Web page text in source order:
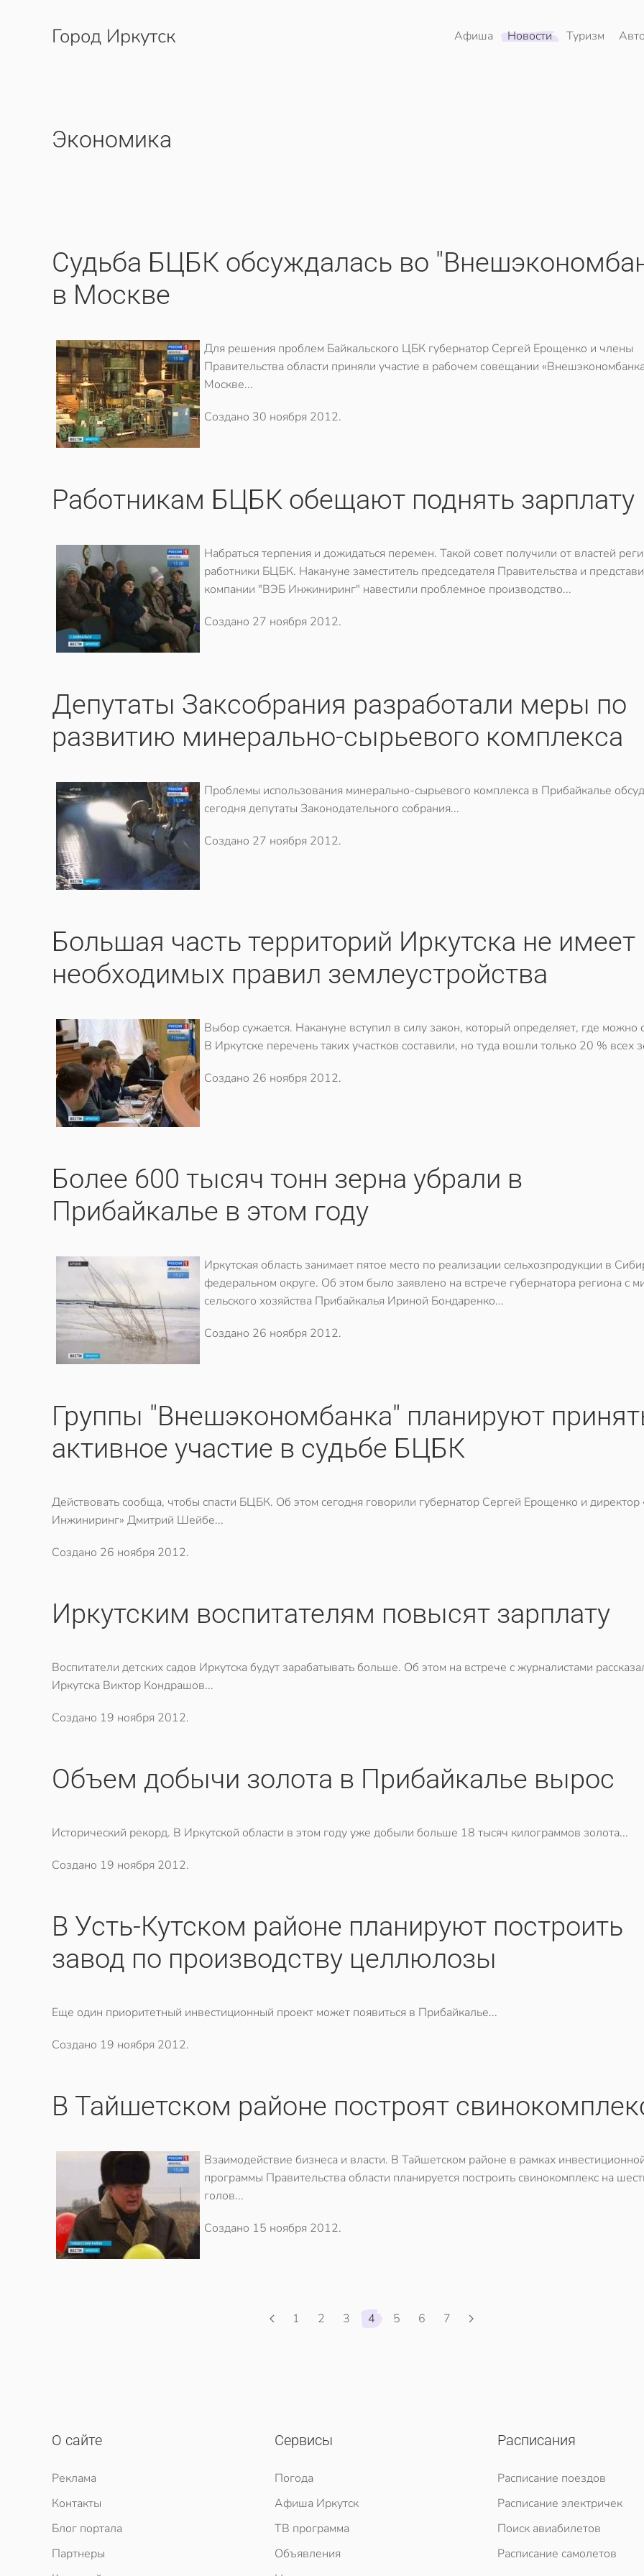
Перейти к содержимому
Город Иркутск Афиша Новости Туризм Авто
Экономика
Судьба БЦБК обсуждалась во
в Москве
Для решения проблем Байкальского ЦБК губернатор Сергей Ерощенко и члены
Правительства области приняли участие в рабочем совещании
Москве...
Создано 30 ноября 2012.
Работникам БЦБК обещают поднять зарплату
Набраться терпения и дожидаться перемен. Такой совет получили от властей
работники БЦБК. Накануне заместитель председателя Правительства и
компании "ВЭБ Инжиниринг" навестили проблемное производство...
Создано 27 ноября 2012.
Депутаты Заксобрания разработали меры по
развитию минерально-сырьевого комплекса
Проблемы использования минерально-сырьевого комплекса в Прибайкалье
сегодня депутаты Законодательного собрания...
Создано 27 ноября 2012.
Большая часть территорий Иркутска не имеет
необходимых правил землеустройства
Выбор сужается. Накануне вступил в силу закон, который определяет, где можно
В Иркутске перечень таких участков составили, но туда вошли только 20 % всех
Создано 26 ноября 2012.
Более 600 тысяч тонн зерна убрали в
Прибайкалье в этом году
Иркутская область занимает пятое место по реализации сельхозпродукции в
федеральном округе. Об этом было заявлено на встрече губернатора региона с
сельского хозяйства Прибайкалья Ириной Бондаренко...
Создано 26 ноября 2012.
Группы "Внешэкономбанка" планируют
активное участие в судьбе БЦБК
Действовать сообща, чтобы спасти БЦБК. Об этом сегодня говорили губернатор Сергей Ерощенко и
Инжиниринг» Дмитрий Шейбе...
Создано 26 ноября 2012.
Иркутским воспитателям повысят зарплату
Воспитатели детских садов Иркутска будут зарабатывать больше. Об этом на встрече с журналистами
Иркутска Виктор Кондрашов...
Создано 19 ноября 2012.
Объем добычи золота в Прибайкалье вырос
Исторический рекорд. В Иркутской области в этом году уже добыли больше 18 тысяч килограммов золота...
Создано 19 ноября 2012.
В Усть-Кутском районе планируют построить
завод по производству целлюлозы
Еще один приоритетный инвестиционный проект может появиться в Прибайкалье...
Создано 19 ноября 2012.
В Тайшетском районе построят
Взаимодействие бизнеса и власти. В Тайшетском районе в рамках
программы Правительства области планируется построить свинокомплекс на
голов...
Создано 15 ноября 2012.
1 2 3 4 5 6 7
О сайте
Реклама
Контакты
Блог портала
Партнеры
Сервисы
Погода
Афиша Иркутск
ТВ программа
Объявления
Расписания
Расписание поездов
Расписание электричек
Поиск авиабилетов
Расписание самолетов